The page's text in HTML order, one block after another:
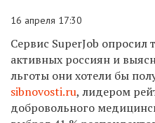
16 апреля 17:30
Сервис SuperJob
активных россиян и
льготы они хотели бы
sibnovosti.ru, лидером
добровольного